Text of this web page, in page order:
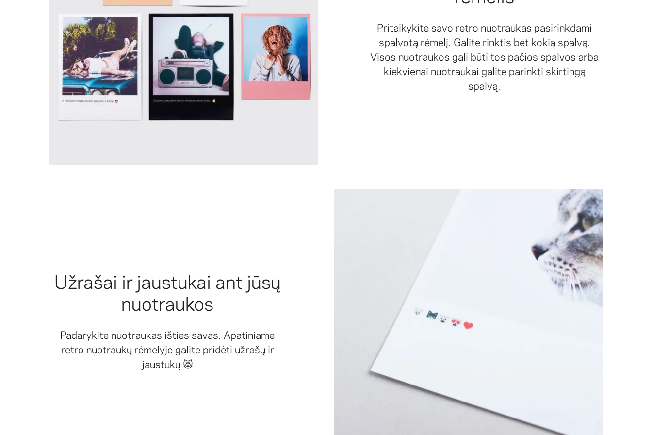
Pritaikykite savo retro nuotraukas pasirinkdami
spalvotą rėmelį. Galite rinktis bet kokią spalvą.
Visos nuotraukos gali būti tos pačios spalvos arba
kiekvienai nuotraukai galite parinkti skirtingą
spalvą.
Užrašai ir jaustukai ant jūsų
nuotraukos
Padarykite nuotraukas išties savas. Apatiniame
retro nuotraukų rėmelyje galite pridėti užrašų ir
jaustukų 😻